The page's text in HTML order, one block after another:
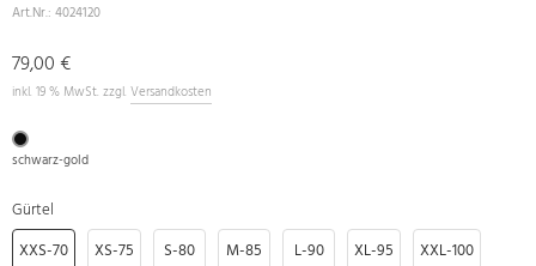
Art.Nr.: 4024120
79,00 €
inkl. 19 % MwSt. zzgl. Versandkosten
schwarz-gold
Gürtel
XXS-70
XS-75 S-80 M-85 L-90 XL-95 XXL-100